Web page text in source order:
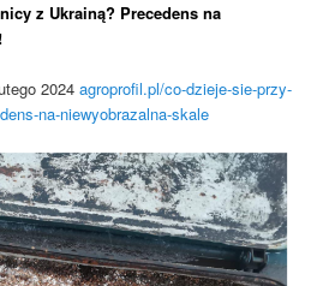
z Ukrainą? Precedens na
2024agroprofil.pl/co-dzieje-sie-przy-
na-niewyobrazalna-skale